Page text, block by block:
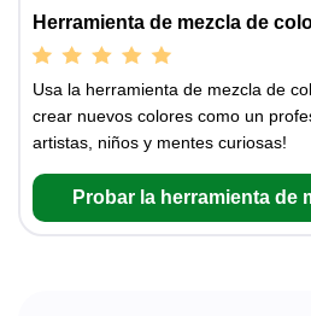
Herramienta de mezcla de
Usa la herramienta de mezcla de
crear nuevos colores como un
artistas, niños y mentes curiosas!
Probar la herramienta de